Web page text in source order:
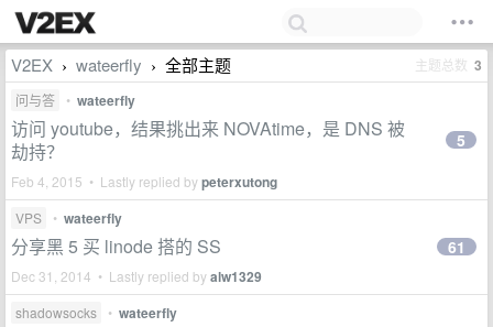
V2EX › wateerfly › 全部主题 主题总数 3
问与答 • wateerfly
访问 youtube，结果挑出来 NOVAtime，是 DNS 被
劫持？
Feb 4, 2015 • Lastly replied bypeterxutong
5
VPS • wateerfly
分享黑 5 买 linode 搭的 SS
Dec 31, 2014 • Lastly replied byalw1329
61
shadowsocks • wateerfly